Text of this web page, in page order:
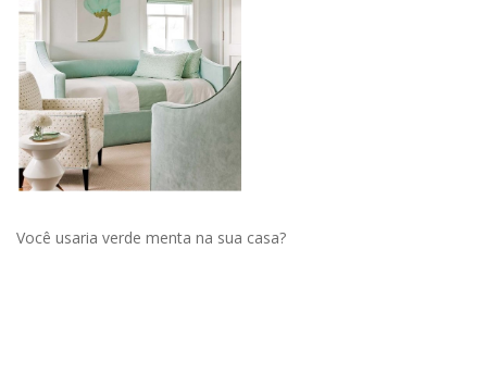
Você usaria verde menta na sua casa?